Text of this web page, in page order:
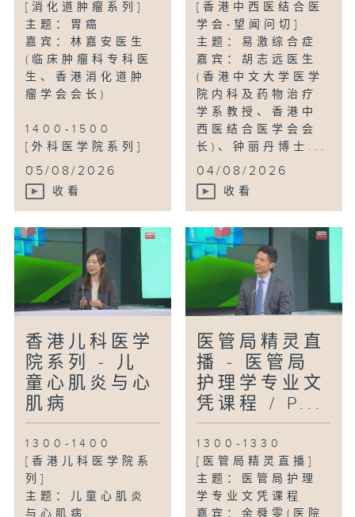
[消化道肿瘤系列]
主题：胃癌
嘉宾：林嘉安医生
(临床肿瘤科专科医
生、香港消化道肿
瘤学会会长)
1400-1500
[外科医学院系列]
...
05/08/2026
收看
[香港中西医结合医
学会-望闻问切]
主题：易激综合症
嘉宾：胡志远医生
(香港中文大学医学
院内科及药物治疗
学系教授、香港中
西医结合医学会会
长)、钟丽丹博士...
04/08/2026
收看
香港儿科医学
院系列 - 儿
童心肌炎与心
肌病
1300-1400
[香港儿科医学院系
列]
主题：儿童心肌炎
与心肌病
医管局精灵直
播 - 医管局
护理学专业文
凭课程 / P...
1300-1330
[医管局精灵直播]
主题：医管局护理
学专业文凭课程
嘉宾：余舜雯(医院